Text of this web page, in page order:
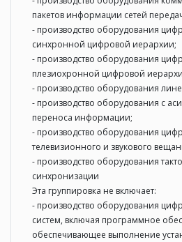
пакетов информации сетей
- производство оборудования
синхронной цифровой иерархии;
- производство оборудования
плезиохронной цифровой
- производство оборудования
- производство оборудования с
переноса информации;
- производство оборудования
телевизионного и звукового
- производство оборудования
синхронизации
Эта группировка не включает:
- производство оборудования
систем, включая программное
обеспечивающее выполнение